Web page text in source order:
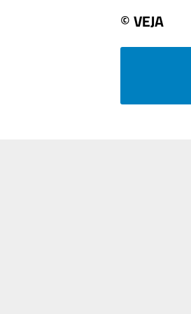
© VEJA